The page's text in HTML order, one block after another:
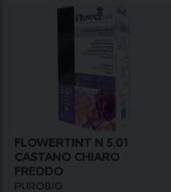
FLOWERTINT N 5.01
CASTANO CHIARO
FREDDO
PUROBIO